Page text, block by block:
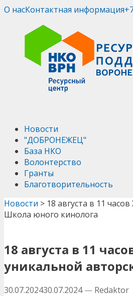
О насКонтактная информация
Новости
"ДОБРОНЕЖЕЦ"
База НКО
Волонтерство
Гранты
Благотворительность
Новости > 18 августа в 11
Школа юного кинолога
18 августа в 11
уникальной
30.07.202430.07.2024 — Redaktor